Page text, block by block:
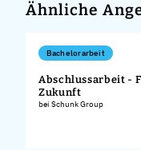
Ähnliche
Bachelorarbeit
Abschlussarbeit -
Zukunft
bei Schunk Group